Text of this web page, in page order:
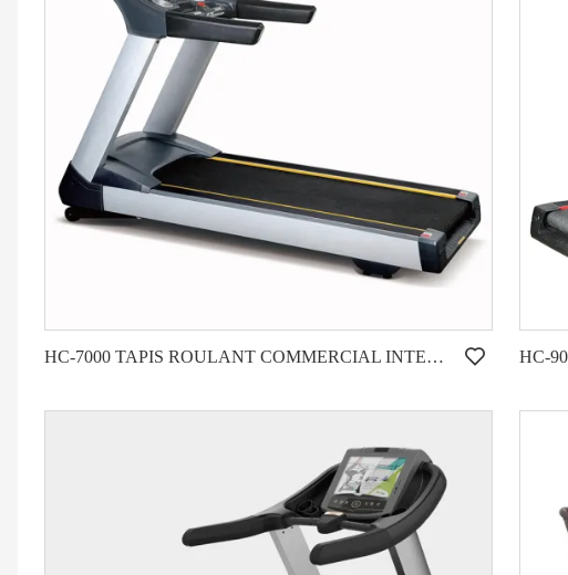
HC-7000 TAPIS ROULANT COMMERCIAL INTENSIF